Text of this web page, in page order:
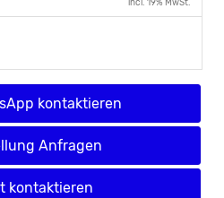
incl. 19% MwSt.
kontaktieren
Anfragen
kontaktieren